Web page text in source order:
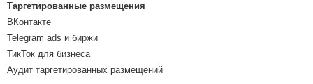
Таргетированные размещения
ВКонтакте
Telegram ads и биржи
ТикТок для бизнеса
Аудит таргетированных размещений